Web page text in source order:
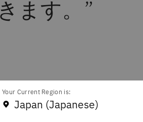
ます。”
Your Current Region is:
Japan (Japanese)